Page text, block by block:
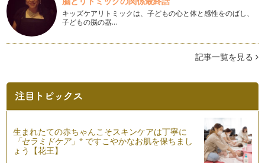
が強く、信頼しています息子の先生に…
ピアノの楽しみ方「７６」気持ちにゆとりを持つ
一言に「ピアノを楽しむ」と言っても色々な楽しみ方がありま
当たり前のことですが、人間は1人1人、違っていてそこが面
白くもあります。 ピアノを教え…
ピアノの楽しみ方「７４」体の支えをしっかりしよう
「ピアノを弾く」ということは、ピアノを指で奏でるというこ
とだけに捉われる方がもしかしたらほ…
キッズケアリトミックは、子どもの心と体と感性をのばし、
子どもの脳の器…
記事一覧を見る
生まれたての赤ちゃんこそスキンケアは丁寧に
「セラミドケア」※ ですこやかなお肌を保ちまし
ょう【花王】